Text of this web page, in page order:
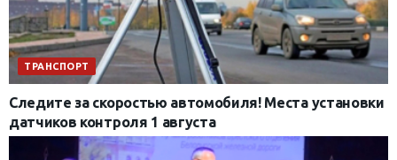
ТРАНСПОРТ
Следите за скоростью автомобиля! Места установки
датчиков контроля 1 августа